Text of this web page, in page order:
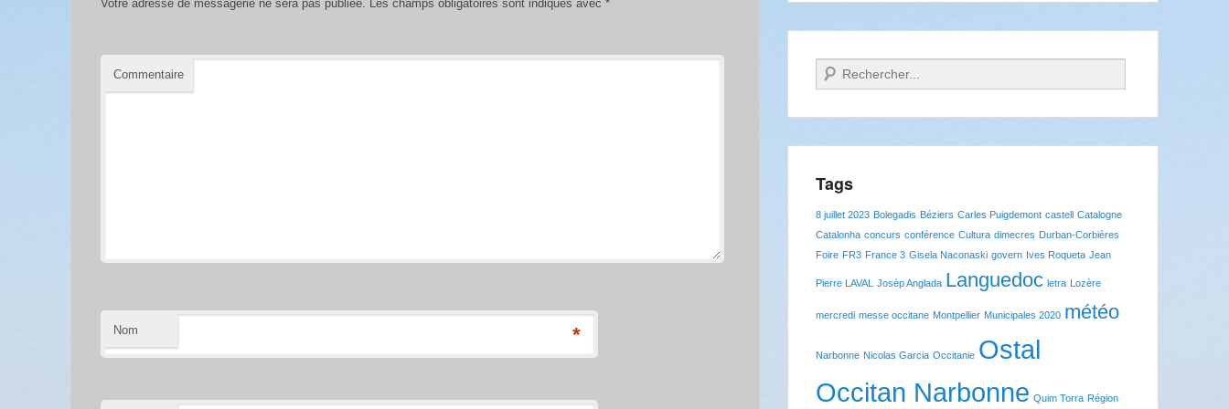
Votre adresse de messagerie ne sera pas publiée. Les champs obligatoires sont indiqués avec *
Commentaire
Nom *
Recherche
Tags
8 juillet 2023 Bolegadis Béziers Carles Puigdemont castell Catalogne
Catalonha concurs conférence Cultura dimecres Durban-Corbières
Foire FR3 France 3 Gisela Naconaski govern Ives Roqueta Jean
Pierre LAVAL Josèp Anglada Languedoc letra Lozère
mercredi messe occitane Montpellier Municipales 2020 météo
Narbonne Nicolas Garcia Occitanie Ostal
Occitan Narbonne Quim Torra Région